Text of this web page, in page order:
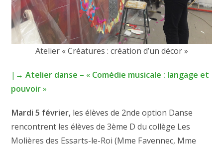
Atelier « Créatures : création d’un décor »
|→Atelier danse – « Comédie musicale : langage et
pouvoir»
Mardi 5 février, les élèves de 2nde option Danse
rencontrent les élèves de 3ème D du collège Les
Molières des Essarts-le-Roi (Mme Favennec, Mme